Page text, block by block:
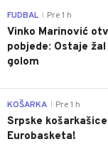
FUDBAL Pre 1 h
Vinko Marinović
pobjede: Ostaje
golom
KOŠARKA Pre 1 h
Srpske
Eurobasketa!